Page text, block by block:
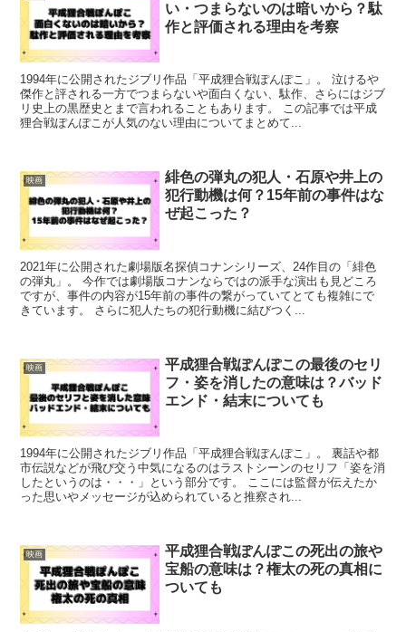
い・つまらないのは暗いから？駄
作と評価される理由を考察
1994年に公開されたジブリ作品「平成狸合戦ぽんぽこ」。 泣けるや
傑作と評される一方でつまらないや面白くない、駄作、さらにはジブ
リ史上の黒歴史とまで言われることもあります。 この記事では平成
狸合戦ぽんぽこが人気のない理由についてまとめて...
映画
緋色の弾丸の犯人・石原や井上の
犯行動機は何？15年前の事件はな
ぜ起こった？
2021年に公開された劇場版名探偵コナンシリーズ、24作目の「緋色
の弾丸」。 今作では劇場版コナンならではの派手な演出も見どころ
ですが、事件の内容が15年前の事件の繋がっていてとても複雑にで
きています。 さらに犯人たちの犯行動機に結びつく...
映画
平成狸合戦ぽんぽこの最後のセリ
フ・姿を消したの意味は？バッド
エンド・結末についても
1994年に公開されたジブリ作品「平成狸合戦ぽんぽこ」。 裏話や都
市伝説などが飛び交う中気になるのはラストシーンのセリフ「姿を消
したというのは・・・」という部分です。 ここには監督が伝えたか
った思いやメッセージが込められていると推察され...
映画
平成狸合戦ぽんぽこの死出の旅や
宝船の意味は？権太の死の真相に
ついても